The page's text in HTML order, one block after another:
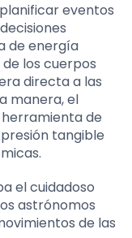
eventos
de energía
los cuerpos
directa a las
manera, el
de
tangible
el cuidadoso
astrónomos
de las